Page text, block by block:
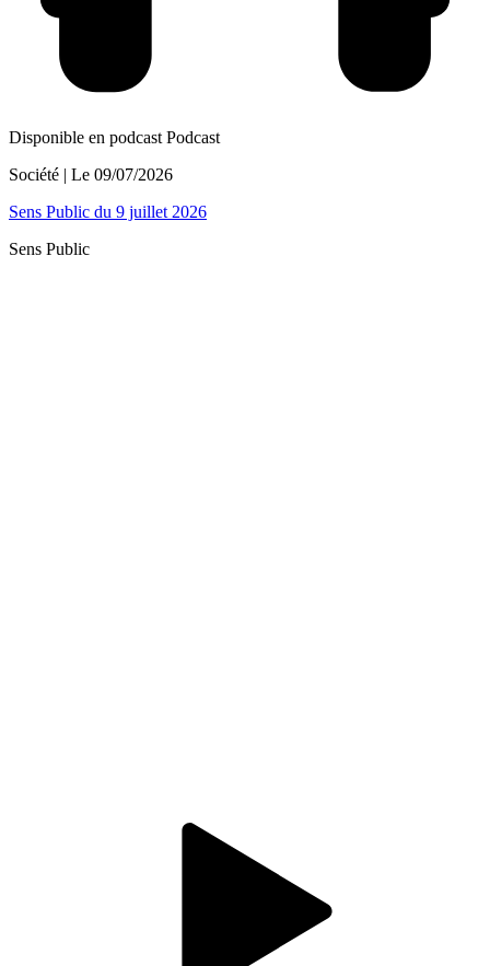
Disponible en podcast Podcast
Société | Le 09/07/2026
Sens Public du 9 juillet 2026
Sens Public